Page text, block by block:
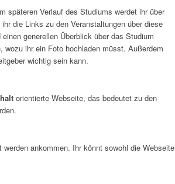
späteren Verlauf des Studiums werdet ihr über
die Links zu den Veranstaltungen über diese
generellen Überblick über das Studium
wozu ihr ein Foto hochladen müsst. Außerdem
wichtig sein kann.
orientierte Webseite, das bedeutet zu den
ankommen. Ihr könnt sowohl die Webseite